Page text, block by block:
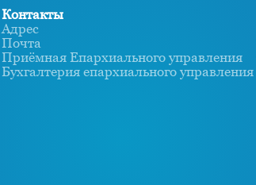
Контакты
Адрес
Почта
Приёмная Епархиального управления
Бухгалтерия епархиального управления